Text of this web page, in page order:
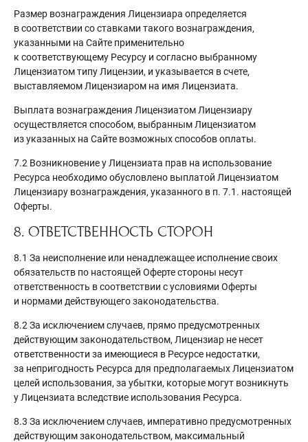
Размер вознаграждения Лицензиара определяется
в соответствии со ставками такого вознаграждения,
указанными на Сайте применительно
к соответствующему Ресурсу и согласно выбранному
Лицензиатом типу Лицензии, и указывается в счете,
выставляемом Лицензиаром на имя Лицензиата.
Выплата вознаграждения Лицензиатом Лицензиару
осуществляется способом, выбранным Лицензиатом
из указанных на Сайте возможных способов оплаты.
7.2 Возникновение у Лицензиата прав на использование
Ресурса необходимо обусловлено выплатой Лицензиатом
Лицензиару вознаграждения, указанного в п. 7.1. настоящей
Оферты.
8. ОТВЕТСТВЕННОСТЬ СТОРОН
8.1 За неисполнение или ненадлежащее исполнение своих
обязательств по настоящей Оферте стороны несут
ответственность в соответствии с условиями Оферты
и нормами действующего законодательства.
8.2 За исключением случаев, прямо предусмотренных
действующим законодательством, Лицензиар не несет
ответственности за имеющиеся в Ресурсе недостатки,
за непригодность Ресурса для предполагаемых Лицензиатом
целей использования, за убытки, которые могут возникнуть
у Лицензиата вследствие использования Ресурса.
8.3 За исключением случаев, императивно предусмотренных
действующим законодательством, максимальный